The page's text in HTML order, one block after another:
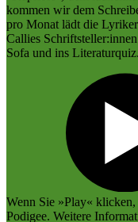
kommen wir dem
pro Monat lädt die
Callies
Sofa und ins Literaturquiz.
Wenn Sie »Play«
Podigee. Weitere